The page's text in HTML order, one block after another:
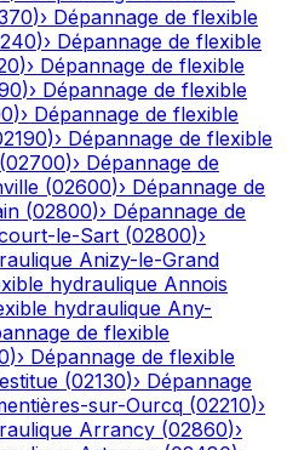
)› Dépannage de flexible
)› Dépannage de flexible
)› Dépannage de flexible
)› Dépannage de flexible
)› Dépannage de flexible
)› Dépannage de flexible
(02700)› Dépannage de
(02600)› Dépannage de
(02800)› Dépannage de
le-Sart (02800)›
Anizy-le-Grand
hydraulique Annois
hydraulique Any-
de flexible
)› Dépannage de flexible
(02130)› Dépannage
sur-Ourcq (02210)›
Arrancy (02860)›